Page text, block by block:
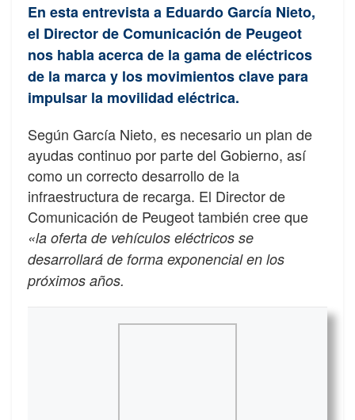
En esta entrevista a Eduardo García Nieto,
el Director de Comunicación de Peugeot
nos habla acerca de la gama de eléctricos
de la marca y los movimientos clave para
impulsar la movilidad eléctrica.
Según García Nieto, es necesario un plan de
ayudas continuo por parte del Gobierno, así
como un correcto desarrollo de la
infraestructura de recarga. El Director de
Comunicación de Peugeot también cree que
«la oferta de vehículos eléctricos se
desarrollará de forma exponencial en los
próximos años.